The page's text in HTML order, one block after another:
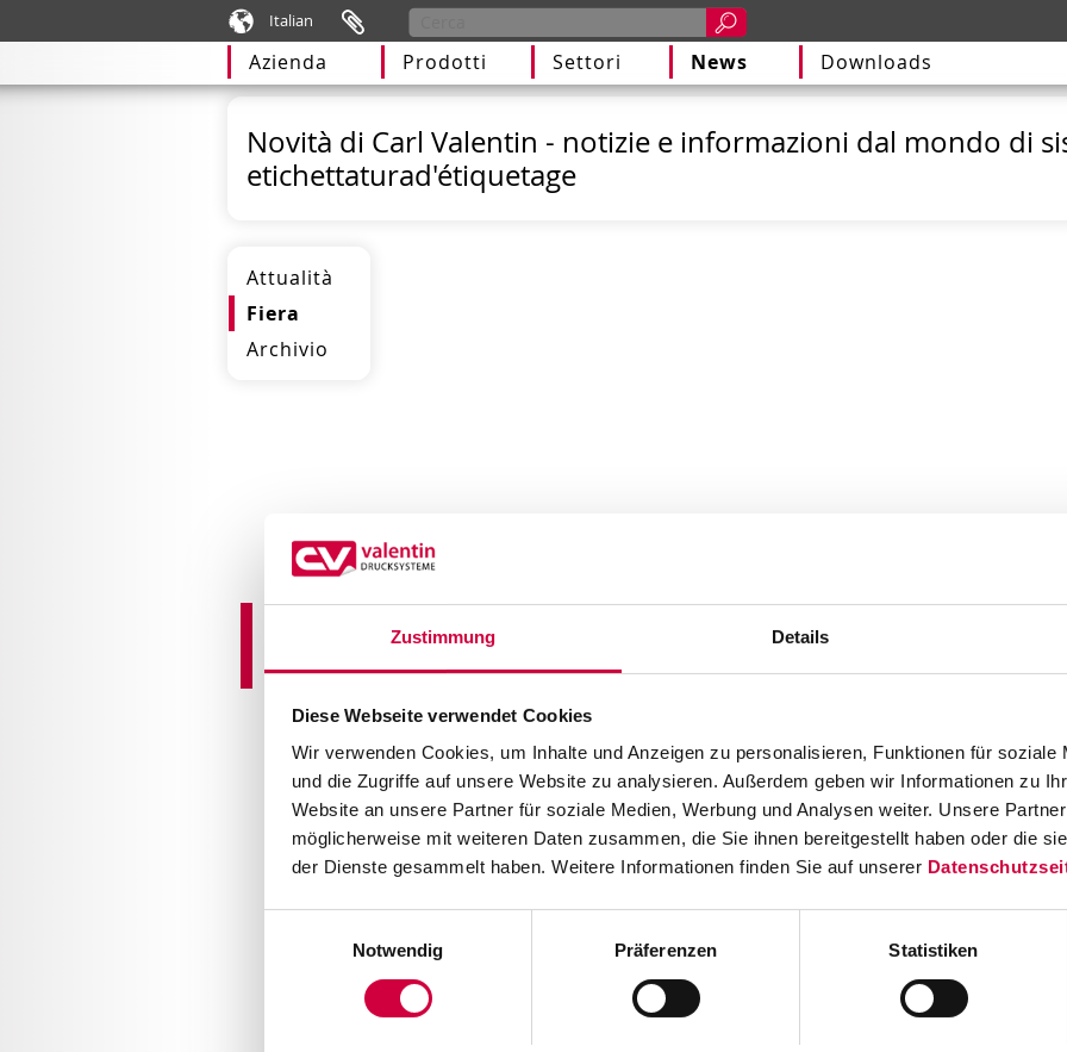
Zustimmung Details
Diese Webseite verwendet Cookies
Wir verwenden Cookies, um Inhalte und Anzeigen zu personalisieren, Funktionen für soziale
und die Zugriffe auf unsere Website zu analysieren. Außerdem geben wir Informationen zu
Website an unsere Partner für soziale Medien, Werbung und Analysen weiter. Unsere
möglicherweise mit weiteren Daten zusammen, die Sie ihnen bereitgestellt haben oder die
der Dienste gesammelt haben. Weitere Informationen finden Sie auf unserer
Notwendig
Präferenzen Statistiken
Italian
Azienda Prodotti Settori News Downloads
Novità di Carl Valentin - notizie e informazioni dal mondo di
etichettaturad'étiquetage
Attualità
Fiera
Archivio
Carl Valentin partecipa per la prima volta alla
Monaco di Baviera
La AUTOMATICA è la fiera leader per i sistemi
meccatronica. Da molti anni, AUTOMATICA
merito agli ultimi sviluppi in questo settore. Vi
processi di produzione, al fine di ridurre i costi ed
scoprire le novità che vi presenteremo presso la
21 giugno al 24 giugno 2016. Visitate il nostro stand
333. Vi aspettiamo!